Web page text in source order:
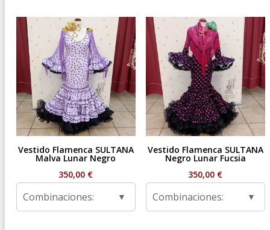
59,95 €
hasta
99,95 €
Vestido Flamenca SULTANA
Malva Lunar Negro
350,00 €
Combinaciones:
Vestido Flamenca SULTANA
Negro Lunar Fucsia
350,00 €
Combinaciones: